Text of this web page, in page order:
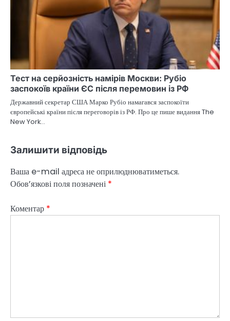
Тест на серйозність намірів Москви: Рубіо
заспокоїв країни ЄС після перемовин із РФ
Державний секретар США Марко Рубіо намагався заспокоїти
європейські країни після переговорів із РФ. Про це пише видання The
New York…
Залишити відповідь
Ваша e-mail адреса не оприлюднюватиметься.
Обов’язкові поля позначені *
Коментар *